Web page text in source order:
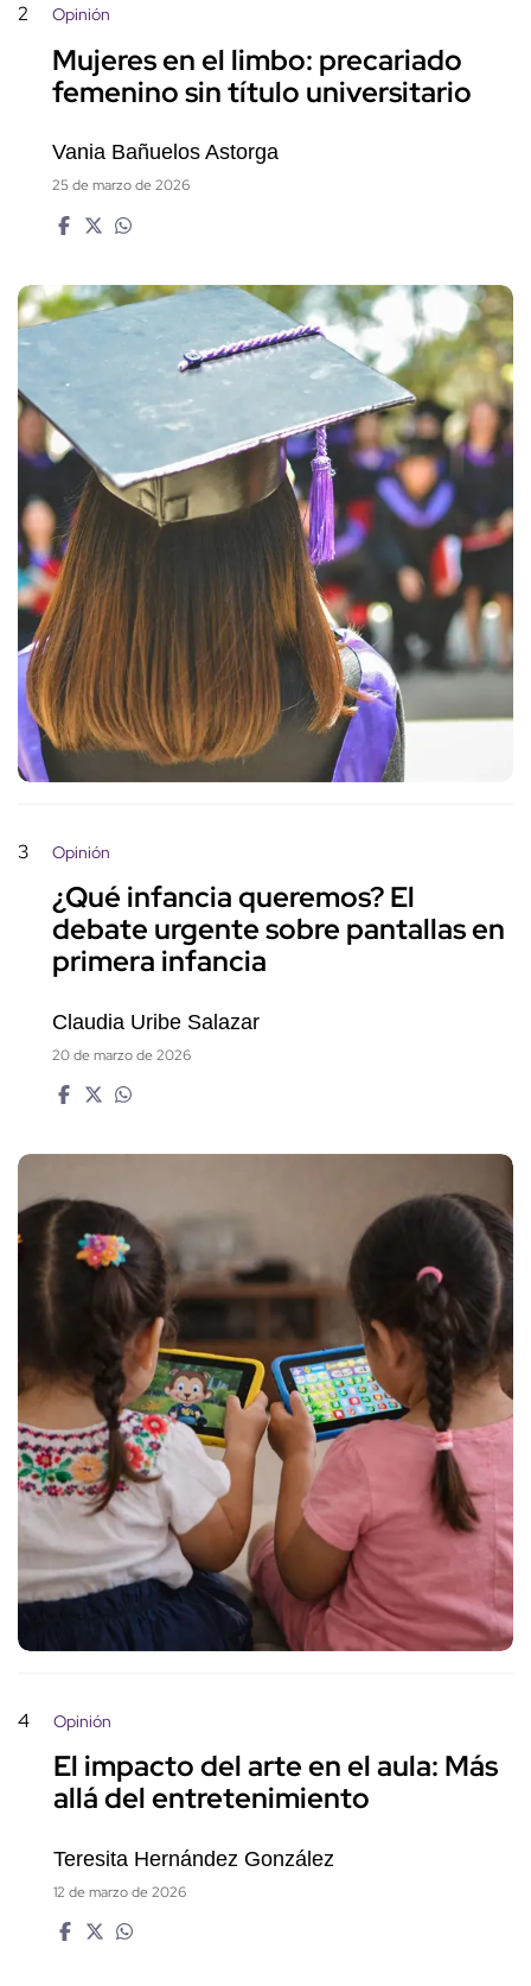
2 Opinión
Mujeres en el limbo: precariado
femenino sin título universitario
Vania Bañuelos Astorga
25 de marzo de 2026
3 Opinión
¿Qué infancia queremos? El
debate urgente sobre pantallas en
primera infancia
Claudia Uribe Salazar
20 de marzo de 2026
4 Opinión
El impacto del arte en el aula: Más
allá del entretenimiento
Teresita Hernández González
12 de marzo de 2026